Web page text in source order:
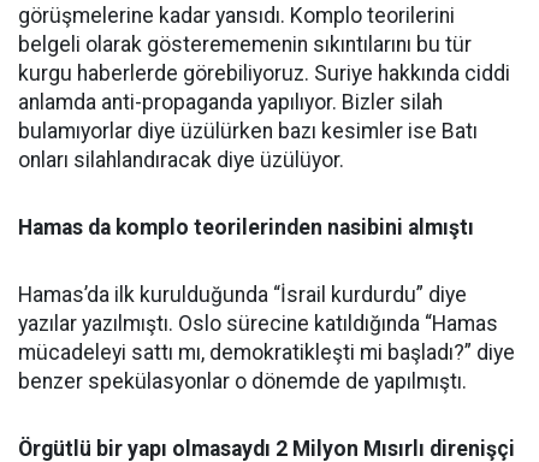
görüşmelerine kadar yansıdı. Komplo teorilerini
belgeli olarak gösterememenin sıkıntılarını bu tür
kurgu haberlerde görebiliyoruz. Suriye hakkında ciddi
anlamda anti-propaganda yapılıyor. Bizler silah
bulamıyorlar diye üzülürken bazı kesimler ise Batı
onları silahlandıracak diye üzülüyor.
Hamas da komplo teorilerinden nasibini almıştı
Hamas’da ilk kurulduğunda “İsrail kurdurdu” diye
yazılar yazılmıştı. Oslo sürecine katıldığında “Hamas
mücadeleyi sattı mı, demokratikleşti mi başladı?” diye
benzer spekülasyonlar o dönemde de yapılmıştı.
Örgütlü bir yapı olmasaydı 2 Milyon Mısırlı direnişçi